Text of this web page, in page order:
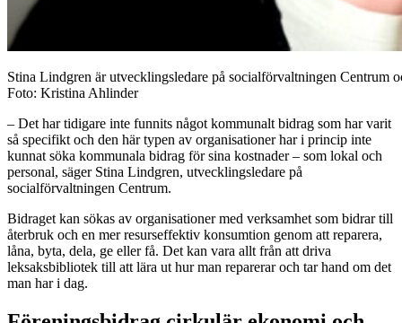
Stina Lindgren är utvecklingsledare på socialförvaltningen Centrum
Foto: Kristina Ahlinder
– Det har tidigare inte funnits något kommunalt bidrag som har varit
så specifikt och den här typen av organisationer har i princip inte
kunnat söka kommunala bidrag för sina kostnader – som lokal och
personal, säger Stina Lindgren, utvecklingsledare på
socialförvaltningen Centrum.
Bidraget kan sökas av organisationer med verksamhet som bidrar till
återbruk och en mer resurseffektiv konsumtion genom att reparera,
låna, byta, dela, ge eller få. Det kan vara allt från att driva
leksaksbibliotek till att lära ut hur man reparerar och tar hand om det
man har i dag.